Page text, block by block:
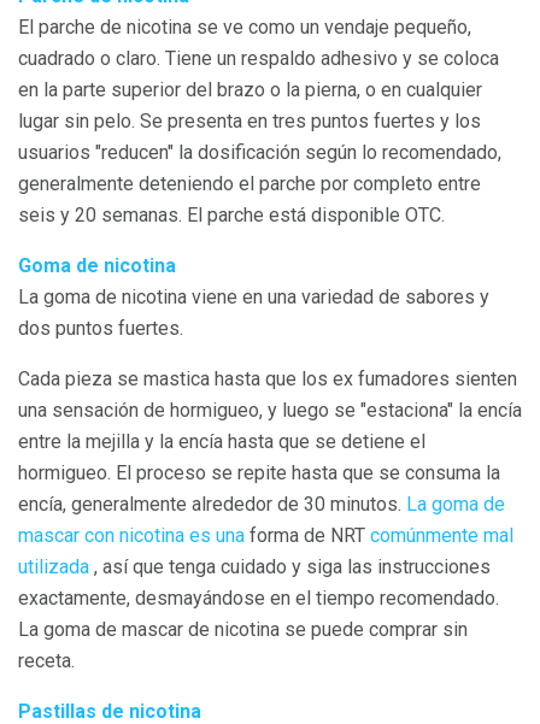
El parche de nicotina se ve como un vendaje pequeño,
cuadrado o claro. Tiene un respaldo adhesivo y se coloca
en la parte superior del brazo o la pierna, o en cualquier
lugar sin pelo. Se presenta en tres puntos fuertes y los
usuarios "reducen" la dosificación según lo recomendado,
generalmente deteniendo el parche por completo entre
seis y 20 semanas. El parche está disponible OTC.
Goma de nicotina
La goma de nicotina viene en una variedad de sabores y
dos puntos fuertes.
Cada pieza se mastica hasta que los ex fumadores sienten
una sensación de hormigueo, y luego se "estaciona" la encía
entre la mejilla y la encía hasta que se detiene el
hormigueo. El proceso se repite hasta que se consuma la
encía, generalmente alrededor de 30 minutos. La goma de
mascar con nicotina es una forma de NRT comúnmente mal
utilizada , así que tenga cuidado y siga las instrucciones
exactamente, desmayándose en el tiempo recomendado.
La goma de mascar de nicotina se puede comprar sin
receta.
Pastillas de nicotina